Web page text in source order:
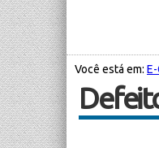
Você está em: